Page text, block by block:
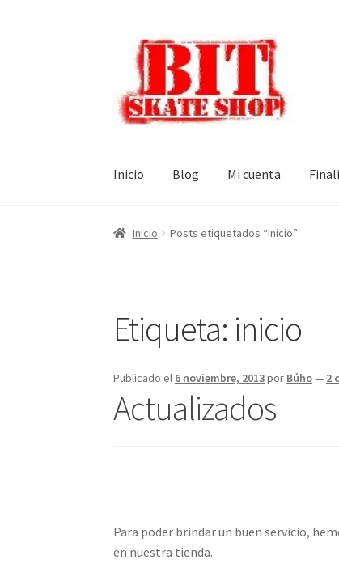
navegación
contenido
Inicio Blog Mi cuenta
Inicio Posts etiquetados “inicio”
Etiqueta: inicio
Publicado el 6 noviembre, 2013por Búho— 2
Actualizados
Para poder brindar un buen servicio,
en nuestra tienda.